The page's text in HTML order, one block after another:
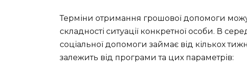
Терміни отримання грошової допомоги
складності ситуації конкретної особи. В
соціальної допомоги займає від кількох
залежить від програми та цих параметрів: